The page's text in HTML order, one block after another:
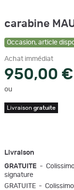
carabine
Occasion, article
Achat immédiat
950,00 €
ou
Livraison gratuite
Livraison
GRATUITE -
signature
GRATUITE -